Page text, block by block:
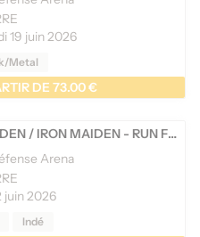
19 juin 2026
Metal
DE 73.00 €
/ IRON MAIDEN - RUN FOR YOUR LIVES WORLD TOUR 2026
Arena
juin 2026
Indé